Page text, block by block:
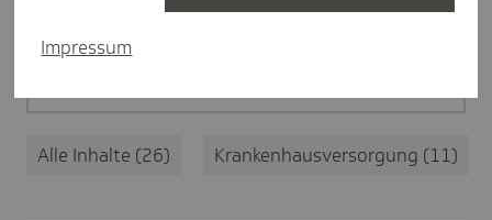
Alle Inhalte 26 Krankenhausversorgung 11
Impressum